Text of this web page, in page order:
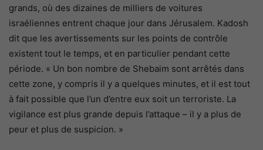
grands, où des dizaines de milliers de voitures
israéliennes entrent chaque jour dans Jérusalem. Kadosh
dit que les avertissements sur les points de contrôle
existent tout le temps, et en particulier pendant cette
période. « Un bon nombre de Shebaim sont arrêtés dans
cette zone, y compris il y a quelques minutes, et il est tout
à fait possible que l’un d’entre eux soit un terroriste. La
vigilance est plus grande depuis l’attaque – il y a plus de
peur et plus de suspicion. »